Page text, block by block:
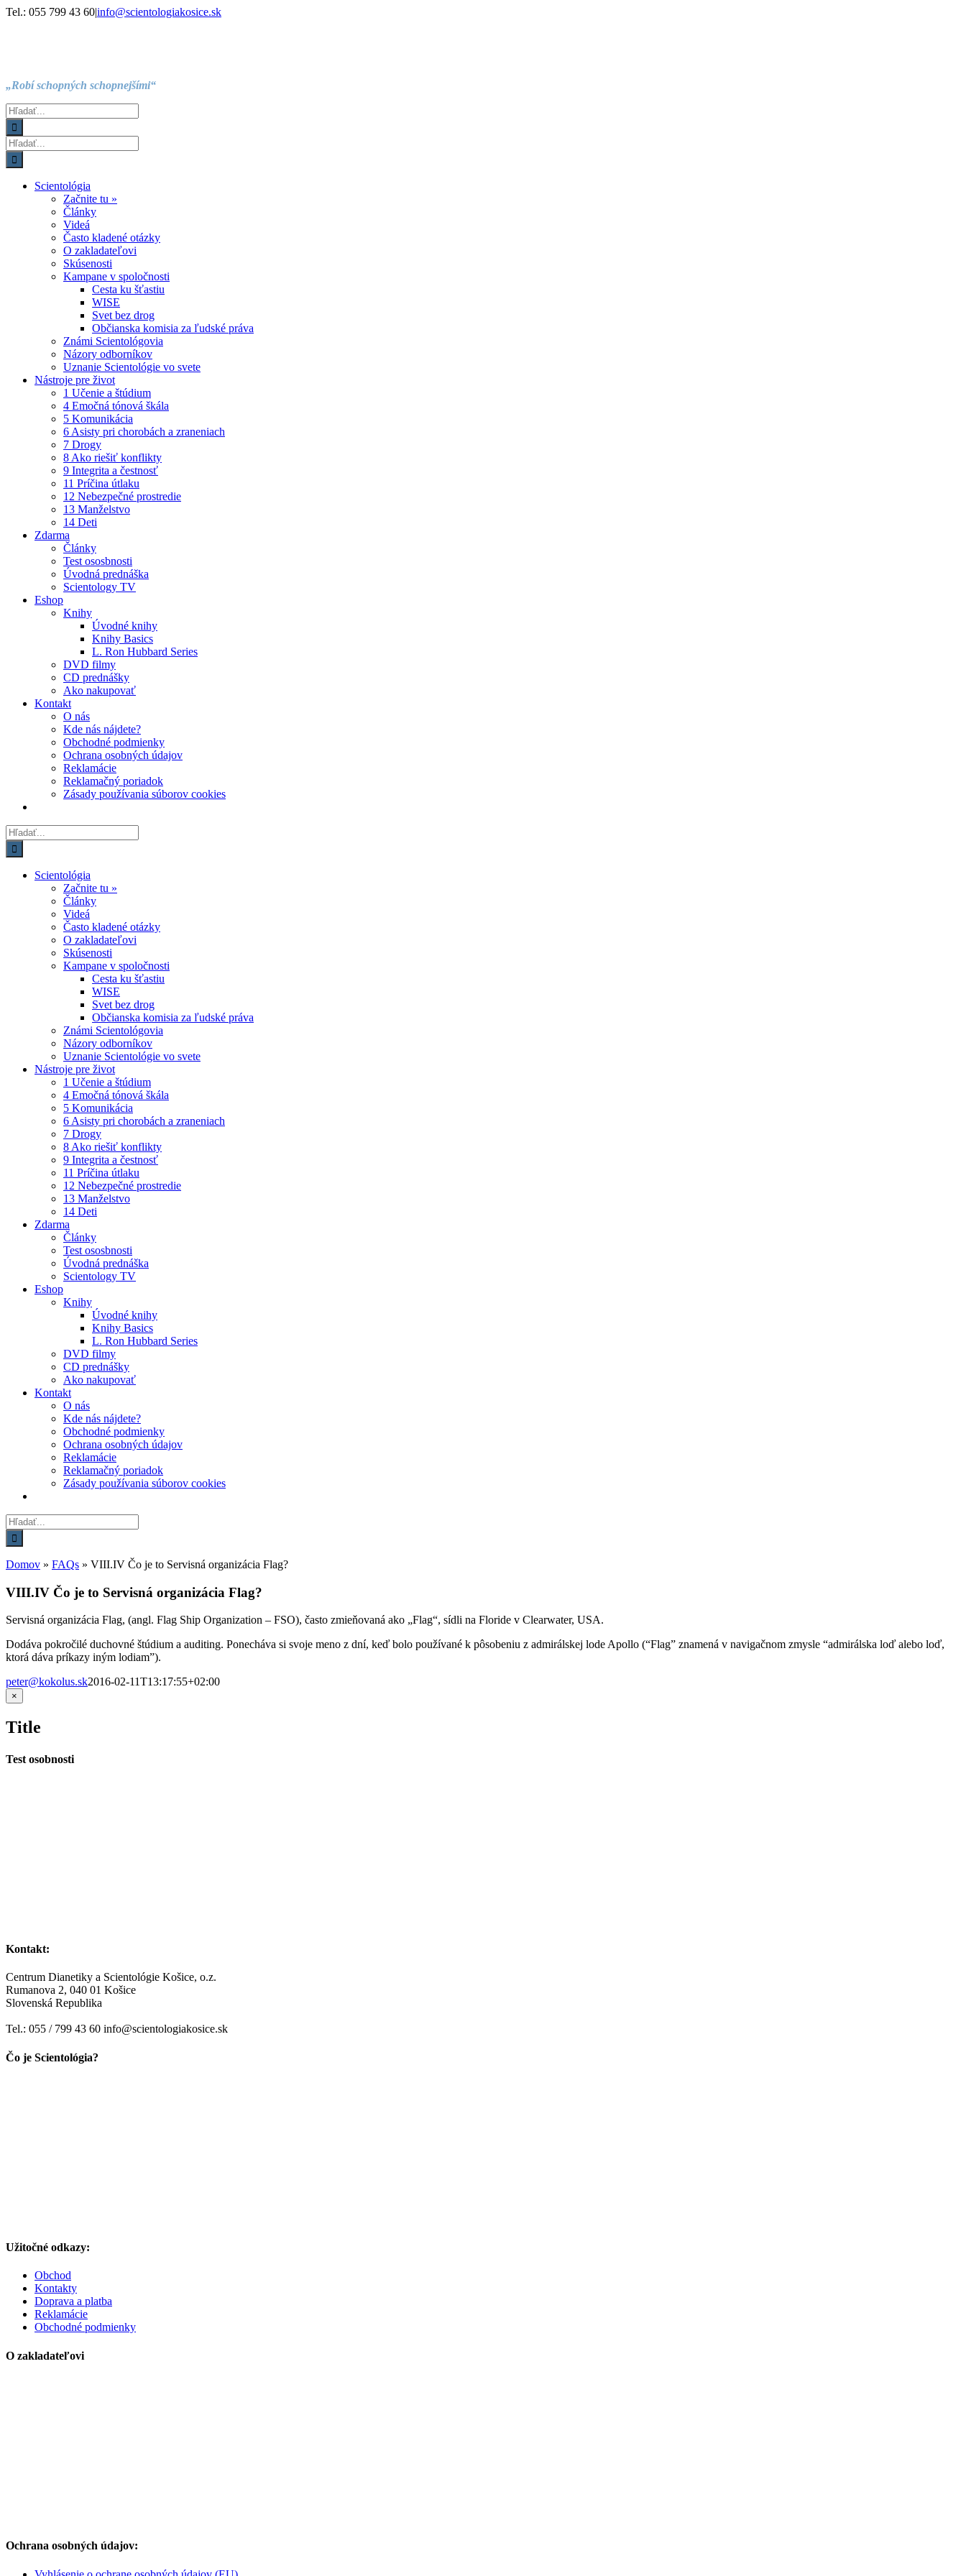
Skip
Facebook
Instagram
YouTube
Tel.: 055 799 43 60|info@scientologiakosice.sk
„Robí schopných schopnejšími“
Hľadať:
Hľadať:
Scientológia
Začnite tu »
Články
Videá
Často kladené otázky
O zakladateľovi
Skúsenosti
Kampane v spoločnosti
Cesta ku šťastiu
WISE
Svet bez drog
Občianska komisia za ľudské práva
Známi Scientológovia
Názory odborníkov
Uznanie Scientológie vo svete
Nástroje pre život
1 Učenie a štúdium
4 Emočná tónová škála
5 Komunikácia
6 Asisty pri chorobách a zraneniach
7 Drogy
8 Ako riešiť konflikty
9 Integrita a čestnosť
11 Príčina útlaku
12 Nebezpečné prostredie
13 Manželstvo
14 Deti
Zdarma
Články
Test ososbnosti
Úvodná prednáška
Scientology TV
Eshop
Knihy
Úvodné knihy
Knihy Basics
L. Ron Hubbard Series
DVD filmy
CD prednášky
Ako nakupovať
Kontakt
O nás
Kde nás nájdete?
Obchodné podmienky
Ochrana osobných údajov
Reklamácie
Reklamačný poriadok
Zásady používania súborov cookies
Hľadať:
Scientológia
Začnite tu »
Články
Videá
Často kladené otázky
O zakladateľovi
Skúsenosti
Kampane v spoločnosti
Cesta ku šťastiu
WISE
Svet bez drog
Občianska komisia za ľudské práva
Známi Scientológovia
Názory odborníkov
Uznanie Scientológie vo svete
Nástroje pre život
1 Učenie a štúdium
4 Emočná tónová škála
5 Komunikácia
6 Asisty pri chorobách a zraneniach
7 Drogy
8 Ako riešiť konflikty
9 Integrita a čestnosť
11 Príčina útlaku
12 Nebezpečné prostredie
13 Manželstvo
14 Deti
Zdarma
Články
Test ososbnosti
Úvodná prednáška
Scientology TV
Eshop
Knihy
Úvodné knihy
Knihy Basics
L. Ron Hubbard Series
DVD filmy
CD prednášky
Ako nakupovať
Kontakt
O nás
Kde nás nájdete?
Obchodné podmienky
Ochrana osobných údajov
Reklamácie
Reklamačný poriadok
Zásady používania súborov cookies
Hľadať:
Domov » FAQs » VIII.IV Čo je to Servisná organizácia Flag?
VIII.IV Čo je to Servisná organizácia Flag?
Servisná organizácia Flag, (angl. Flag Ship Organization – FSO), často zmieňovaná ako „Flag“, sídli na Floride v Clearwater, USA.
Dodáva pokročilé duchovné štúdium a auditing. Ponecháva si svoje meno z dní, keď bolo používané k pôsobeniu z admirálskej lode Apollo (“Flag” znamená v navigačnom zmysle “admirálska loď alebo loď,
ktorá dáva príkazy iným lodiam”).
peter@kokolus.sk2016-02-11T13:17:55+02:00
Zatvoriť
rýchle
produktu
×
Title
Test osobnosti
Kontakt:
Centrum Dianetiky a Scientológie Košice, o.z.
Rumanova 2, 040 01 Košice
Slovenská Republika
Tel.: 055 / 799 43 60 info@scientologiakosice.sk
Čo je Scientológia?
Užitočné odkazy:
Obchod
Kontakty
Doprava a platba
Reklamácie
Obchodné podmienky
O zakladateľovi
Ochrana osobných údajov: